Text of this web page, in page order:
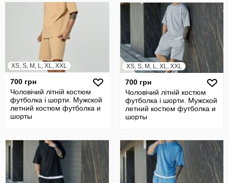
XS, S, M, L, XL, XXL
700 грн
Чоловічий літній костюм
футболка і шорти. Мужской
летний костюм футболка и
шорты
XS, S, M, L, XL, XXL
700 грн
Чоловічий літній костюм
футболка і шорти. Мужской
летний костюм футболка и
шорты